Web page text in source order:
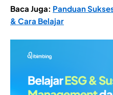
Baca Juga: Panduan
& Cara Belajar